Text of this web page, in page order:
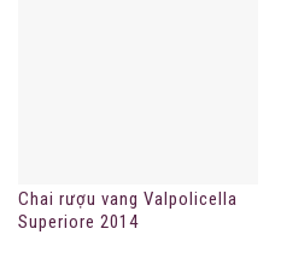
Chai rượu vang Valpolicella
Superiore 2014